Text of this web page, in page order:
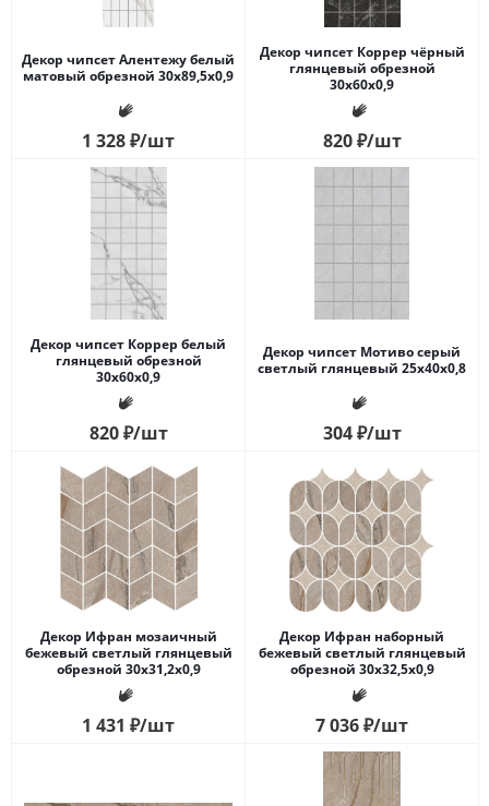
Декор чипсет Алентежу белый
матовый обрезной 30x89,5x0,9
1 328₽/шт
Декор чипсет Коррер чёрный
глянцевый обрезной
30x60x0,9
820₽/шт
Декор чипсет Коррер белый
глянцевый обрезной
30x60x0,9
820₽/шт
Декор чипсет Мотиво серый
светлый глянцевый 25x40x0,8
304₽/шт
Декор Ифран мозаичный
бежевый светлый глянцевый
обрезной 30x31,2x0,9
1 431 ₽/шт
Декор Ифран наборный
бежевый светлый глянцевый
обрезной 30x32,5x0,9
7 036₽/шт